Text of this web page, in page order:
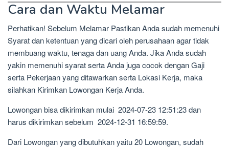
Cara dan Waktu Melamar
Perhatikan! Sebelum Melamar Pastikan Anda sudah memenuhi
Syarat dan ketentuan yang dicari oleh perusahaan agar tidak
membuang waktu, tenaga dan uang Anda. Jika Anda sudah
yakin memenuhi syarat serta Anda juga cocok dengan Gaji
serta Pekerjaan yang ditawarkan serta Lokasi Kerja, maka
silahkan Kirimkan Lowongan Kerja Anda.
Lowongan bisa dikirimkan mulai 2024-07-23 12:51:23 dan
harus dikirimkan sebelum 2024-12-31 16:59:59.
Dari Lowongan yang dibutuhkan yaitu 20 Lowongan, sudah